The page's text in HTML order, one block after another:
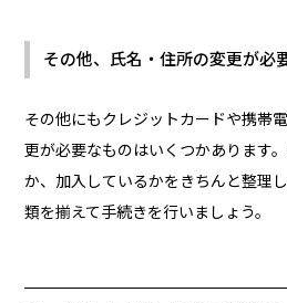
その他、氏名・住所の変更が必
その他にもクレジットカードや携帯
更が必要なものはいくつかあります
か、加入しているかをきちんと整理
類を揃えて手続きを行いましょう。